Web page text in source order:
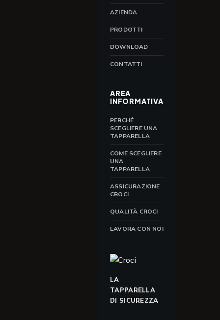
AZIENDA
PRODOTTI
DOWNLOAD
CONTATTI
AREA
INFORMATIVA
PERCHÉ
SCEGLIERE UNA
TAPPARELLA
COME SCEGLIERE
UNA
TAPPARELLA
ASSICURAZIONE
CROCI
QUALITÀ CROCI
LAVORA CON NOI
LA
TAPPARELLA
DI SICUREZZA